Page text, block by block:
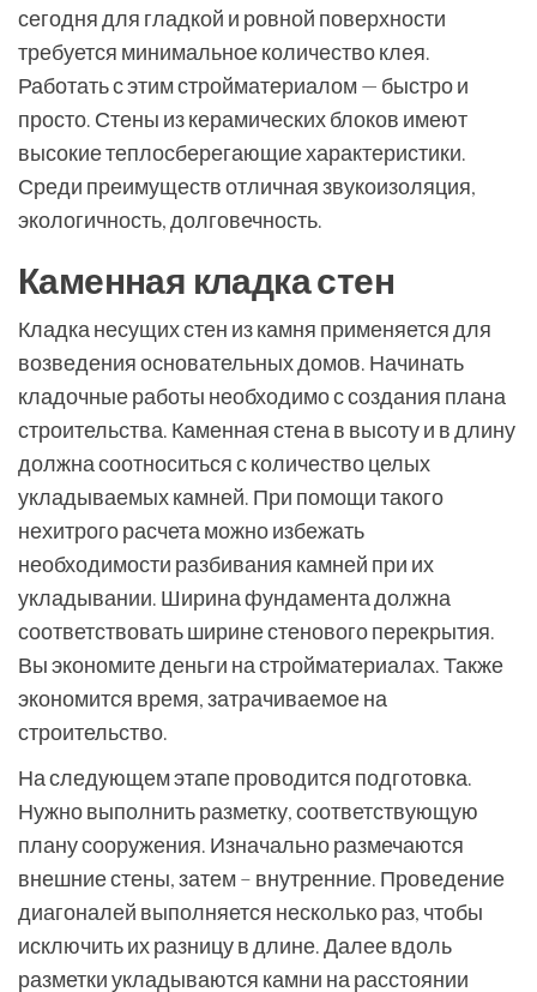
сегодня для гладкой и ровной поверхности
требуется минимальное количество клея.
Работать с этим стройматериалом — быстро и
просто. Стены из керамических блоков имеют
высокие теплосберегающие характеристики.
Среди преимуществ отличная звукоизоляция,
экологичность, долговечность.
Каменная кладка стен
Кладка несущих стен из камня применяется для
возведения основательных домов. Начинать
кладочные работы необходимо с создания плана
строительства. Каменная стена в высоту и в длину
должна соотноситься с количество целых
укладываемых камней. При помощи такого
нехитрого расчета можно избежать
необходимости разбивания камней при их
укладывании. Ширина фундамента должна
соответствовать ширине стенового перекрытия.
Вы экономите деньги на стройматериалах. Также
экономится время, затрачиваемое на
строительство.
На следующем этапе проводится подготовка.
Нужно выполнить разметку, соответствующую
плану сооружения. Изначально размечаются
внешние стены, затем – внутренние. Проведение
диагоналей выполняется несколько раз, чтобы
исключить их разницу в длине. Далее вдоль
разметки укладываются камни на расстоянии